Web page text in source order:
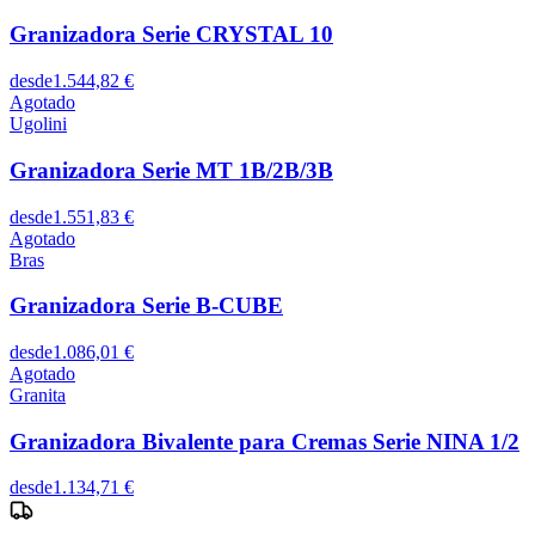
Granizadora Serie CRYSTAL 10
desde1.544,82 €
Agotado
Ugolini
Granizadora Serie MT 1B/2B/3B
desde1.551,83 €
Agotado
Bras
Granizadora Serie B-CUBE
desde1.086,01 €
Agotado
Granita
Granizadora Bivalente para Cremas Serie NINA 1/2
desde1.134,71 €